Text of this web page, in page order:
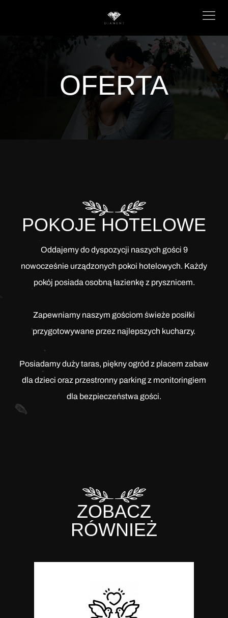
OFERTA
POKOJE HOTELOWE
Oddajemy do dyspozycji naszych gości 9
nowocześnie urządzonych pokoi hotelowych. Każdy
pokój posiada osobną łazienkę z prysznicem.
Zapewniamy naszym gościom świeże posiłki
przygotowywane przez najlepszych kucharzy.
Posiadamy duży taras, piękny ogród z placem zabaw
dla dzieci oraz przestronny parking z monitoringiem
dla bezpieczeństwa gości.
ZOBACZ
RÓWNIEŻ